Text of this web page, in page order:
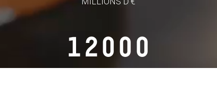
12000